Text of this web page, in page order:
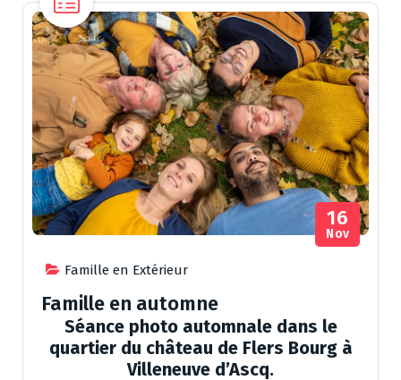
Famille en Extérieur
16
Nov
Famille en automne
Séance photo automnale dans le
quartier du château de Flers Bourg à
Villeneuve d’Ascq.